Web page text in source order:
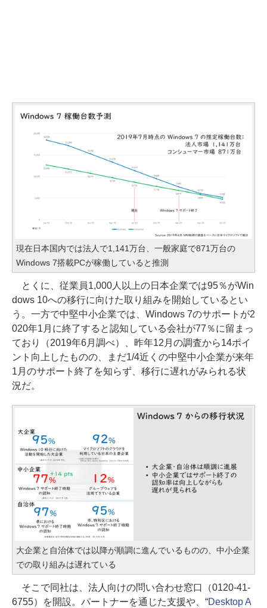
現在日本国内では法人で1,141万台、一般家庭で871万台の
Windows 7搭載PCが稼働していると推測
とくに、従業員1,000人以上の日本企業では95％がWin
dows 10への移行に向けた取り組みを開始しているとい
う。一方で中堅中小企業では、Windows 7のサポートが2
020年1月に終了すると認知している会社が77％に留まっ
ており（2019年6月調べ）、昨年12月の調査から14ポイ
ント向上したものの、まだ1/4近くの中堅中小企業が来年
1月のサポート終了を知らず、移行に遅れがみられる状
況だ。
大企業と自治体では以降が順調に進んでいるものの、中小企業
での取り組みは遅れている
そこで同社は、法人向けの問い合わせ窓口（0120-41-
6755）を開設。パートナーを通じた支援や、“Desktop A